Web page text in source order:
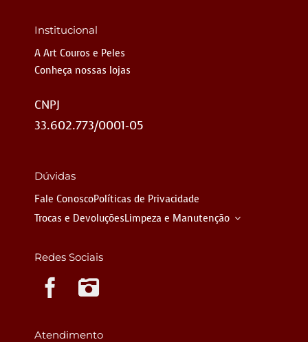
Institucional
A Art Couros e Peles
Conheça nossas lojas
CNPJ
33.602.773/0001-05
Dúvidas
Fale ConoscoPolíticas de Privacidade
Trocas e DevoluçõesLimpeza e Manutenção
Redes Sociais
Atendimento